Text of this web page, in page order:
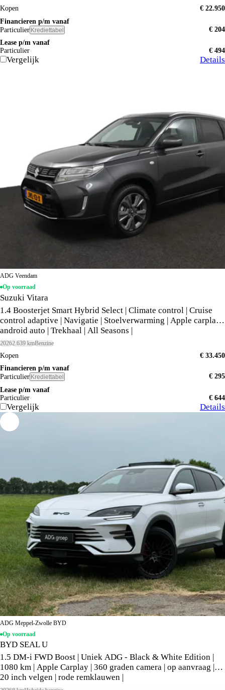
Kopen
€ 22.950
Financieren p/m vanaf
Particulier Krediettabel
€ 204
Lease p/m vanaf
Particulier
€ 494
Vergelijk Details
ADG Veendam
Op voorraad
Suzuki Vitara
1.4 Boosterjet Smart Hybrid Select | Climate control | Cruise
control adaptive | Navigatie | Stoelverwarming | Apple carplay,
android auto | Trekhaal | All Seasons |
20262.639 kmBenzine
Kopen
€ 33.450
Financieren p/m vanaf
Particulier Krediettabel
€ 295
Lease p/m vanaf
Particulier
€ 644
Vergelijk Details
ADG Meppel-Zwolle BYD
Op voorraad
BYD SEAL U
1.5 DM-i FWD Boost | Uniek ADG - Black & White Edition |
1080 km | Apple Carplay | 360 graden camera | op aanvraag |
20 inch velgen | rode remklauwen |